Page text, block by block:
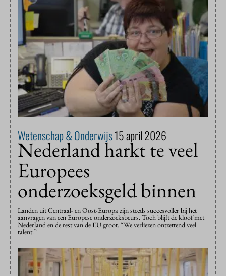
Wetenschap & Onderwijs15 april 2026
Nederland harkt te veel
Europees
onderzoeksgeld binnen
Landen uit Centraal- en Oost-Europa zijn steeds succesvoller bij het
aanvragen van een Europese onderzoeksbeurs. Toch blijft de kloof met
Nederland en de rest van de EU groot. “We verliezen ontzettend veel
talent.”